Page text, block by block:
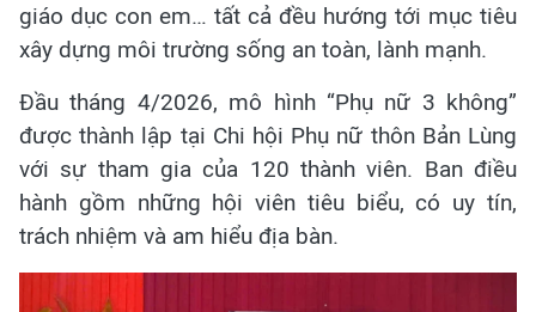
giáo dục con em… tất cả đều hướng tới mục tiêu
xây dựng môi trường sống an toàn, lành mạnh.
Đầu tháng 4/2026, mô hình “Phụ nữ 3 không”
được thành lập tại Chi hội Phụ nữ thôn Bản Lùng
với sự tham gia của 120 thành viên. Ban điều
hành gồm những hội viên tiêu biểu, có uy tín,
trách nhiệm và am hiểu địa bàn.